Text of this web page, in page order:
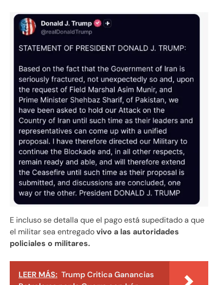
E incluso se detalla que el pago está supeditado a que
el militar sea entregadovivo a las autoridades
policiales o militares.
LEER MÁS: Trump Critica Ganancias